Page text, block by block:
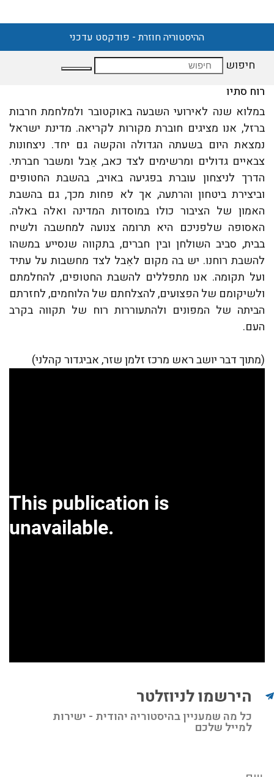
ההיסטוריה חוזרת - פודקסט עדכני
חיפוש
רוח סתיו
במלוא שנה לאירועי השבעה באוקטובר ולמלחמת חרבות
ברזל, אנו מציגים חוברת מקורות לקריאה. מדינת ישראל
נמצאת היום בשעתה הגדולה והקשה גם יחד. ניצחונות
צבאיים גדולים ומרשימים לצד כאב, אֵבל ומשבר חברתי.
הדרך לניצחון עוברת בפגיעה באויב, בהשבת החטופים
וביצירת ביטחון והרתעה, אך לא פחות מכך, גם בהשבת
האמון של הציבור כולו במוסדות המדינה ואלה באלה.
האסופה שלפניכם היא תרומה צנועה למחשבה ולשיח
בבית, סביב השולחן ובין חברים, בתקווה שנסייע במשהו
להשבת רוחנו. יש בה מקום לאֵבל לצד מחשבות על עתיד
ועל תקומה. אנו מתפללים להשבת החטופים, להחלמתם
ולשיקומם של הפצועים, להצלחתם של הלוחמים, לחזרתם
הביתה של המפונים ולהתעוררות רוח של תקווה בקרב
העם.
(מתוך דבר יושב ראש מרכז זלמן שזר, אביגדור קהלני)
הירשמו לניוזלטר
כל מה שמעניין בהיסטוריה יהודית - ישירות
למייל שלכם